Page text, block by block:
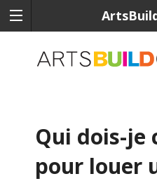
Qui dois-je
pour louer